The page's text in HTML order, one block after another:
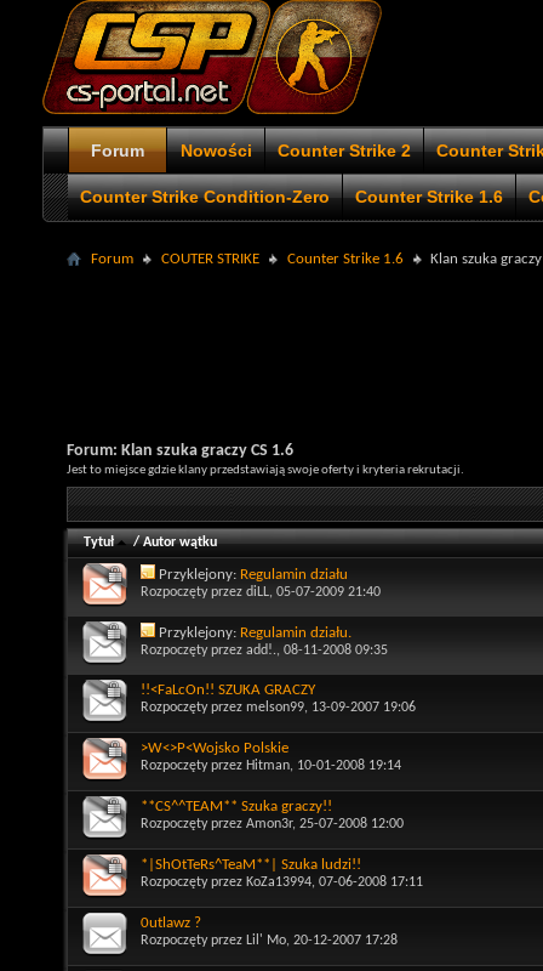
Forum Nowości Counter Strike 2 Counter
Counter Strike Condition-Zero Counter Strike 1.6
Forum COUTER STRIKE Counter Strike 1.6 Klan szuka
Forum: Klan szuka graczy CS 1.6
Jest to miejsce gdzie klany przedstawiają swoje oferty i kryteria rekrutacji.
Tytuł /Autor wątku
Przyklejony: Regulamin działu
Rozpoczęty przez diLL, 05-07-2009 21:40
Przyklejony: Regulamin działu.
Rozpoczęty przez add!., 08-11-2008 09:35
!!<FaLcOn!! SZUKA GRACZY
Rozpoczęty przez melson99, 13-09-2007 19:06
>W<>P<Wojsko Polskie
Rozpoczęty przez Hitman, 10-01-2008 19:14
**CS^^TEAM** Szuka graczy!!
Rozpoczęty przez Amon3r, 25-07-2008 12:00
*|ShOtTeRs^TeaM**| Szuka ludzi!!
Rozpoczęty przez KoZa13994, 07-06-2008 17:11
0utlawz ?
Rozpoczęty przez Lil' Mo, 20-12-2007 17:28